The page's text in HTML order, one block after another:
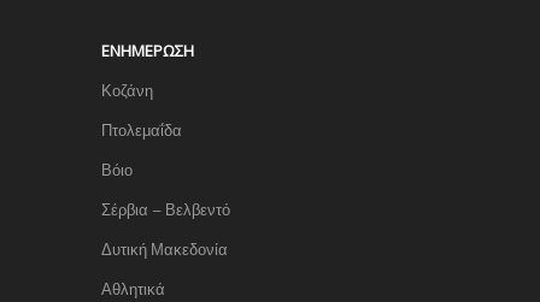
ΕΝΗΜΈΡΩΣΗ
Κοζάνη
Πτολεμαΐδα
Βόιο
Σέρβια – Βελβεντό
Δυτική Μακεδονία
Αθλητικά